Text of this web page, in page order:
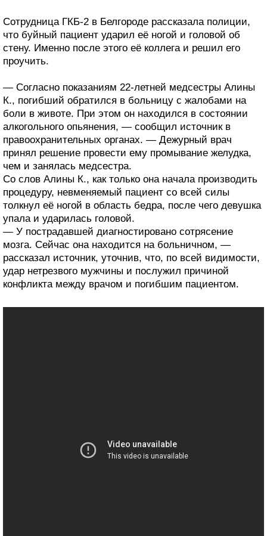
Сотрудница ГКБ-2 в Белгороде рассказала полиции,
что буйный пациент ударил её ногой и головой об
стену. Именно после этого её коллега и решил его
проучить.
— Согласно показаниям 22-летней медсестры Алины
К., погибший обратился в больницу с жалобами на
боли в животе. При этом он находился в состоянии
алкогольного опьянения, — сообщил источник в
правоохранительных органах. — Дежурный врач
принял решение провести ему промывание желудка,
чем и занялась медсестра.
Со слов Алины К., как только она начала производить
процедуру, невменяемый пациент со всей силы
толкнул её ногой в область бедра, после чего девушка
упала и ударилась головой.
— У пострадавшей диагностировано сотрясение
мозга. Сейчас она находится на больничном, —
рассказал источник, уточнив, что, по всей видимости,
удар нетрезвого мужчины и послужил причиной
конфликта между врачом и погибшим пациентом.